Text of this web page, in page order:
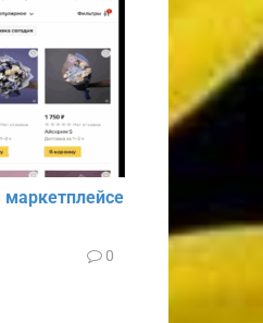
маркетплейсе
0